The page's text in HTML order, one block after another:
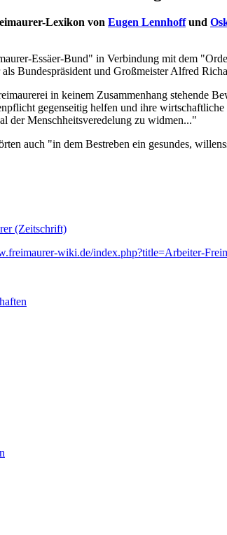
Lexikon von Eugen Lennhoffund
Essäer-Bund" in Verbindung mit dem
Bundespräsident und Großmeister Alfred
in keinem Zusammenhang stehende
gegenseitig helfen und ihre
der Menschheitsveredelung zu widmen..."
auch "in dem Bestreben ein gesundes,
(Zeitschrift)
wiki.de/index.php?title=Arbeiter-